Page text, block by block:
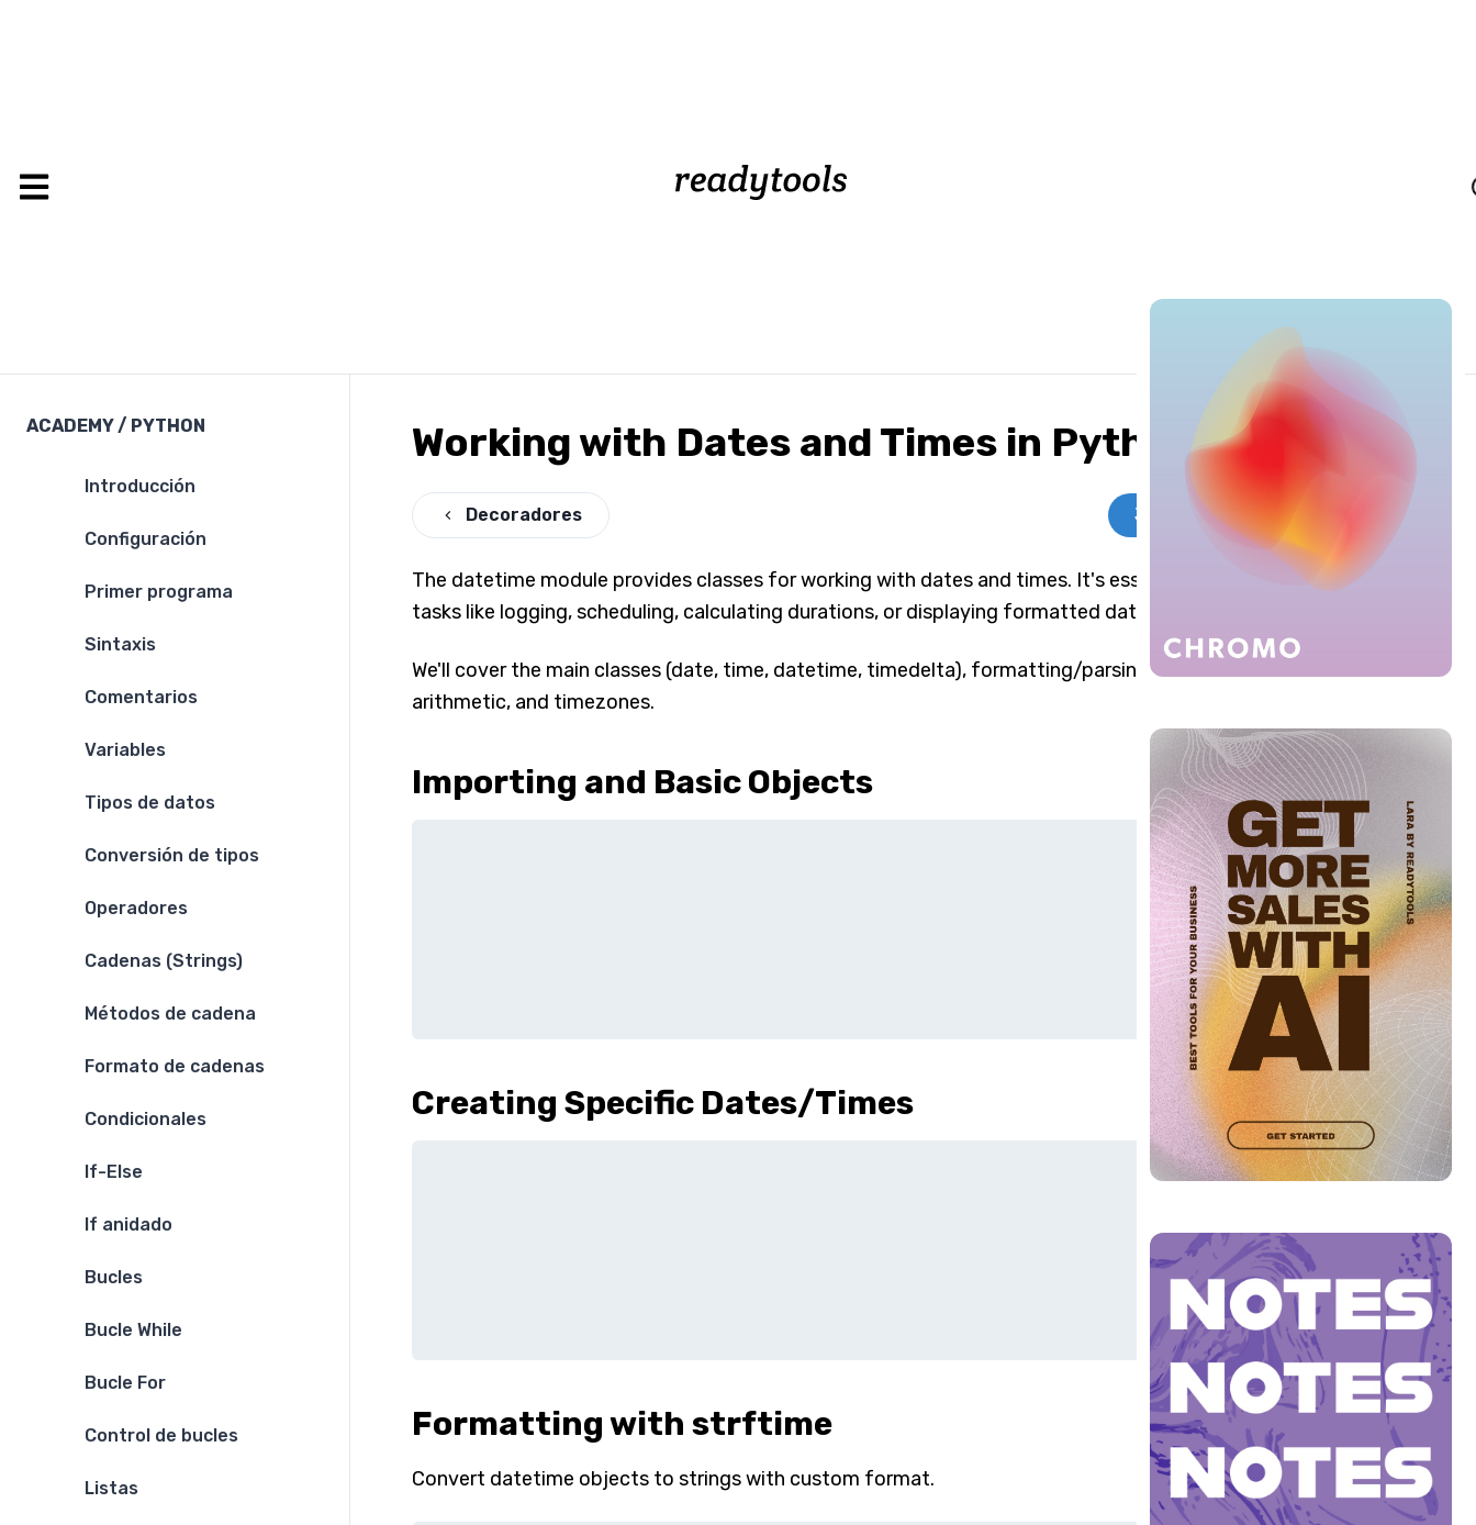
ACADEMY/ PYTHON
Introducción
Configuración
Primer programa
Sintaxis
Comentarios
Variables
Tipos de datos
Conversión de tipos
Operadores
Cadenas (Strings)
Métodos de cadena
Formato de cadenas
Condicionales
If-Else
If anidado
Bucles
Bucle While
Bucle For
Control de bucles
Listas
Working with Dates and Times in Python
Decoradores JSON
The datetime module provides classes for working with dates and times. It's essential for
tasks like logging, scheduling, calculating durations, or displaying formatted dates.
We'll cover the main classes (date, time, datetime, timedelta), formatting/parsing,
arithmetic, and timezones.
Importing and Basic Objects
Creating Specific Dates/Times
Formatting with strftime
Convert datetime objects to strings with custom format.